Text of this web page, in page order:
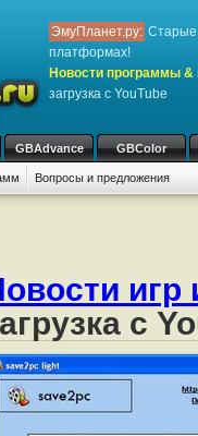
ЭмуПланет.ру: Старые
платформах!
Новости программы &
загрузка с YouTube
GBAdvance GBColor
Вопросы и предложения
игр
с